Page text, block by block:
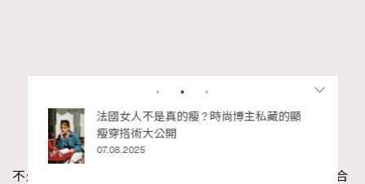
不少法國女生最愛的單品為洋裝，別以為碎花洋裝只適合
別再用酒精消毒皮革！6個清潔手袋小技
巧，讓你更愛惜你的手袋
02.06.2025